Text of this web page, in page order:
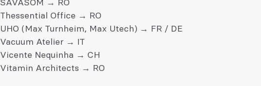
SAVASOM → RO
Thessential Office → RO
UHO (Max Turnheim, Max Utech) → FR / DE
Vacuum Atelier → IT
Vicente Nequinha → CH
Vitamin Architects → RO